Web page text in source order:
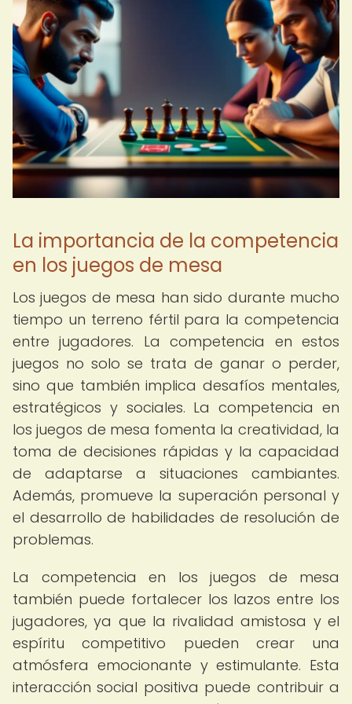
La importancia de la competencia
en los juegos de mesa
Los juegos de mesa han sido durante mucho
tiempo un terreno fértil para la competencia
entre jugadores. La competencia en estos
juegos no solo se trata de ganar o perder,
sino que también implica desafíos mentales,
estratégicos y sociales. La competencia en
los juegos de mesa fomenta la creatividad, la
toma de decisiones rápidas y la capacidad
de adaptarse a situaciones cambiantes.
Además, promueve la superación personal y
el desarrollo de habilidades de resolución de
problemas.
La competencia en los juegos de mesa
también puede fortalecer los lazos entre los
jugadores, ya que la rivalidad amistosa y el
espíritu competitivo pueden crear una
atmósfera emocionante y estimulante. Esta
interacción social positiva puede contribuir a